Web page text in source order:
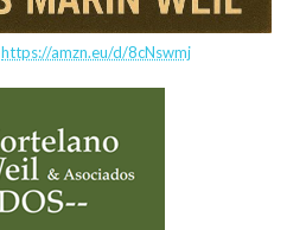
https://amzn.eu/d/8cNswmj